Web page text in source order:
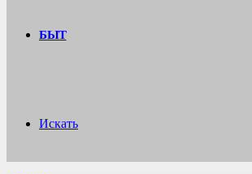
БЫТ
Искать